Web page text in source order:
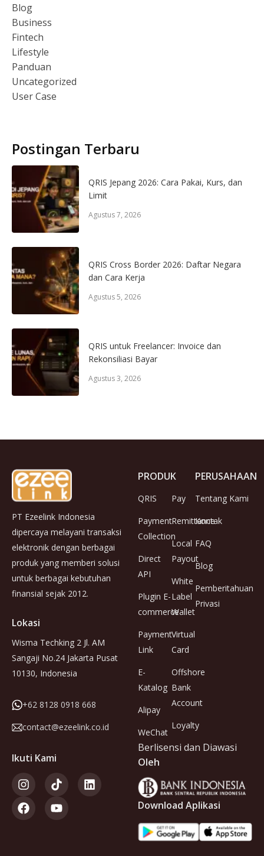
Blog
Business
Fintech
Lifestyle
Panduan
Uncategorized
User Case
Postingan Terbaru
QRIS Jepang 2026: Cara Pakai, Kurs, dan
Limit
Agustus 7, 2026
QRIS Cross Border 2026: Daftar Negara
dan Cara Kerja
Agustus 5, 2026
QRIS untuk Freelancer: Invoice dan
Rekonsiliasi Bayar
Agustus 3, 2026
PT Ezeelink Indonesia
dipercaya melayani transaksi
elektronik dengan berbagai
produk yang memberi solusi
untuk berbagai kebutuhan
finansial sejak 2012.
Lokasi
Wisma Techking 2 Jl. AM
Sangaji No.24 Jakarta Pusat
10130, Indonesia
+62 8128 0918 668
contact@ezeelink.co.id
Ikuti Kami
PRODUK
QRIS
Payment
Collection
Direct
API
Plugin E-
commerce
Payment
Link
E-
Katalog
Alipay
WeChat
Pay
Remittance
Local
Payout
White
Label
Wallet
Virtual
Card
Offshore
Bank
Account
Loyalty
PERUSAHAAN
Tentang Kami
Kontak
FAQ
Blog
Pemberitahuan
Privasi
Berlisensi dan Diawasi
Oleh
Download Aplikasi